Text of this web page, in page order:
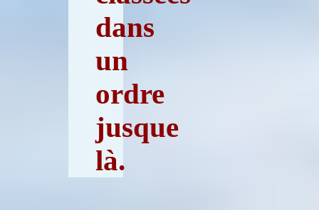
dans
un
ordre
jusque
là.